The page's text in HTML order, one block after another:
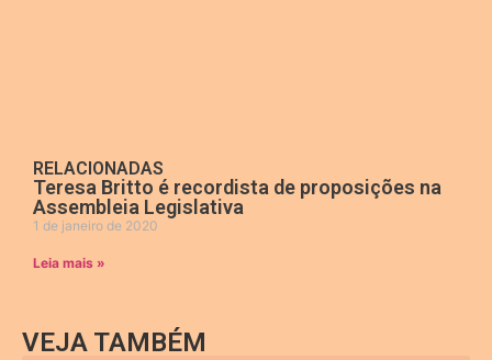
RELACIONADAS
Teresa Britto é recordista de proposições na
Assembleia Legislativa
1 de janeiro de 2020
Leia mais »
VEJA TAMBÉM